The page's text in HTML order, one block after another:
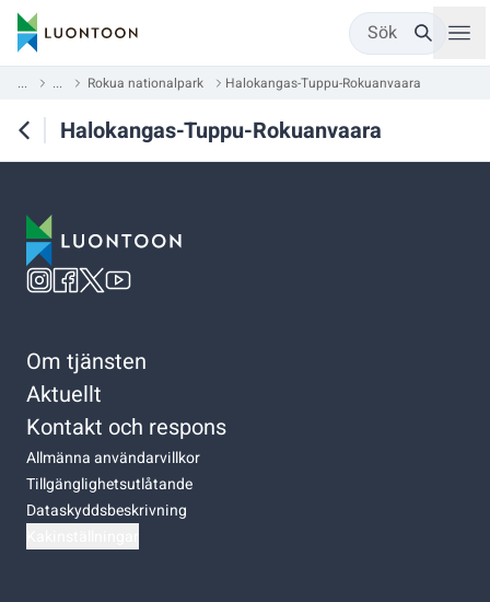
Sök
... ... Rokua nationalpark Halokangas-Tuppu-Rokuanvaara
Halokangas-Tuppu-Rokuanvaara
Om tjänsten
Aktuellt
Kontakt och respons
Allmänna användarvillkor
Tillgänglighetsutlåtande
Dataskyddsbeskrivning